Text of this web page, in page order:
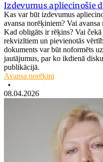
Izdevumus apliecinošie
Kas var būt izdevumus
avansa norēķiniem? Vai
Kad obligāts ir rēķins? Vai
rekvizītiem un pievienotās
dokuments var būt noformēts
jautājumus, par ko ikdienā
publikācijā.
Avansa norēķini
•
08.04.2026